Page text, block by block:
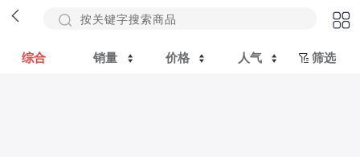
综合 销量 价格 人气 筛选